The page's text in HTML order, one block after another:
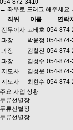
054-872-3410
← 좌우로 드래그 해주세요
직위
이름
연락
전무이사 고태호 054-874-
과장
박윤정 054-874-
과장
김철진 054-874-
과장
김성수 054-874-
지도사
김성운 054-874-
지도사
최현수 054-874-
주요 사업 상황
두류선별장
두류선별장
두류선별장